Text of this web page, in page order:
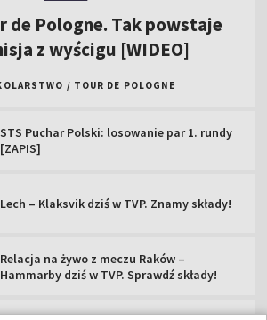
Lech – Klaksvik dziś w TVP. Znamy składy!
Relacja na żywo z meczu Raków –
Legia w najciekawszej parze 1. rundy STS
Kto wygra 83. TdP? Sprawdź klasyfikację